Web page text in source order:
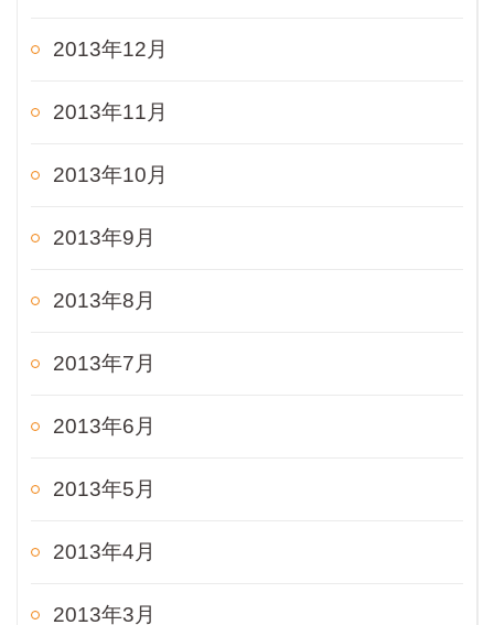
2013年12月
2013年11月
2013年10月
2013年9月
2013年8月
2013年7月
2013年6月
2013年5月
2013年4月
2013年3月